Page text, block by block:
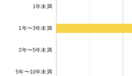
1年未満
1年〜3年未満
3年〜5年未満
5年〜10年未満